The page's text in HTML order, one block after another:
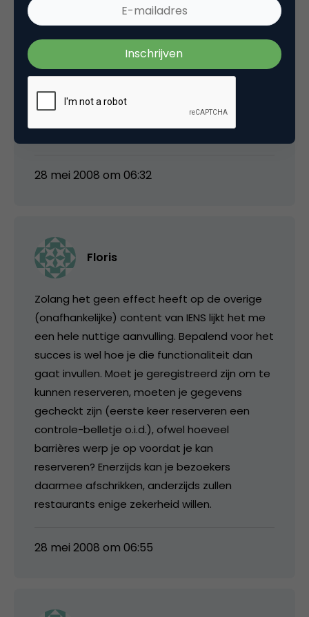
reserveren en niet zoals de laatste keer dat ik
via IENS naar een site ging en dar uiteindelijk
online wilde boeken, nooit meer iets hoorde.
Dus een one click principe: tuurlijk. Zolang alle
restaurants maar mee mogen doen en
referenties niet afhankelijk zijn van het geld
dat men betaald.
28 mei 2008 om 06:32
Floris
Zolang het geen effect heeft op de overige
(onafhankelijke) content van IENS lijkt het me
een hele nuttige aanvulling. Bepalend voor het
succes is wel hoe je die functionaliteit dan
gaat invullen. Moet je geregistreerd zijn om te
kunnen reserveren, moeten je gegevens
gecheckt zijn (eerste keer reserveren een
controle-belletje o.i.d.), ofwel hoeveel
barrières werp je op voordat je kan
reserveren? Enerzijds kan je bezoekers
daarmee afschrikken, anderzijds zullen
restaurants enige zekerheid willen.
28 mei 2008 om 06:55